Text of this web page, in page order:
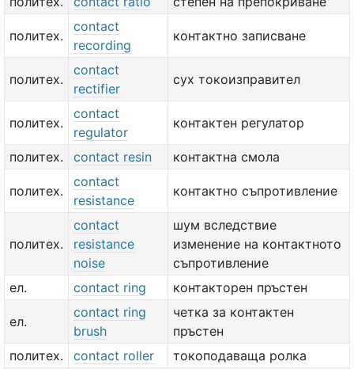
политех.
contact
recording
контактно записване
политех.
contact
rectifier
сух токоизправител
политех.
contact
regulator
контактен регулатор
политех. contact resin контактна смола
политех.
contact
resistance
контактно съпротивление
политех.
contact
resistance
noise
шум вследствие
изменение на контактното
съпротивление
ел.
contact ring контакторен пръстен
ел.
contact ring
brush
четка за контактен
пръстен
политех.
contact roller
токоподаваща ролка